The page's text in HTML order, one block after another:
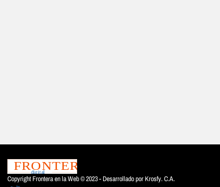
Copyright Frontera en la Web © 2023 - Desarrollado por Krosfy. C.A.